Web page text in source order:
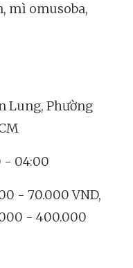
mì omusoba,
Lung, Phường
- 04:00
- 70.000 VND,
- 400.000